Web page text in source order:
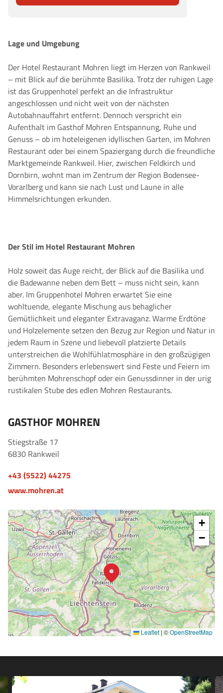
Lage und Umgebung
Der Hotel Restaurant Mohren liegt im Herzen von Rankweil
– mit Blick auf die berühmte Basilika. Trotz der ruhigen Lage
ist das Gruppenhotel perfekt an die Infrastruktur
angeschlossen und nicht weit von der nächsten
Autobahnauffahrt entfernt. Dennoch verspricht ein
Aufenthalt im Gasthof Mohren Entspannung, Ruhe und
Genuss – ob im hoteleigenen idyllischen Garten, im Mohren
Restaurant oder bei einem Spaziergang durch die freundliche
Marktgemeinde Rankweil. Hier, zwischen Feldkirch und
Dornbirn, wohnt man im Zentrum der Region Bodensee-
Vorarlberg und kann sie nach Lust und Laune in alle
Himmelsrichtungen erkunden.
Der Stil im Hotel Restaurant Mohren
Holz soweit das Auge reicht, der Blick auf die Basilika und
die Badewanne neben dem Bett – muss nicht sein, kann
aber. Im Gruppenhotel Mohren erwartet Sie eine
wohltuende, elegante Mischung aus behaglicher
Gemütlichkeit und eleganter Extravaganz. Warme Erdtöne
und Holzelemente setzen den Bezug zur Region und Natur in
jedem Raum in Szene und liebevoll platzierte Details
unterstreichen die Wohlfühlatmosphäre in den großzügigen
Zimmern. Besonders erlebenswert sind Feste und Feiern im
berühmten Mohrenschopf oder ein Genussdinner in der urig
rustikalen Stube des edlen Mohren Restaurants.
GASTHOF MOHREN
Stiegstraße 17
6830 Rankweil
+43 (5522) 44275
www.mohren.at
+
−
Leaflet | ©OpenStreetMap